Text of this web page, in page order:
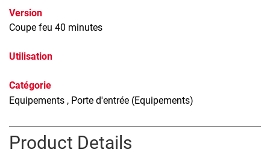
Version
Coupe feu 40 minutes
Utilisation
Catégorie
Equipements , Porte d'entrée (Equipements)
Product Details